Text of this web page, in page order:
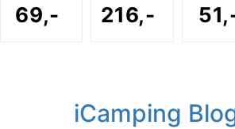
69,- 216,-
iCamping